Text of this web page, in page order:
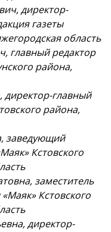
директор-
газеты
область
главный редактор
района,
директор-главный
района,
заведующий
Кстовского
заместитель
Кстовского
директор-